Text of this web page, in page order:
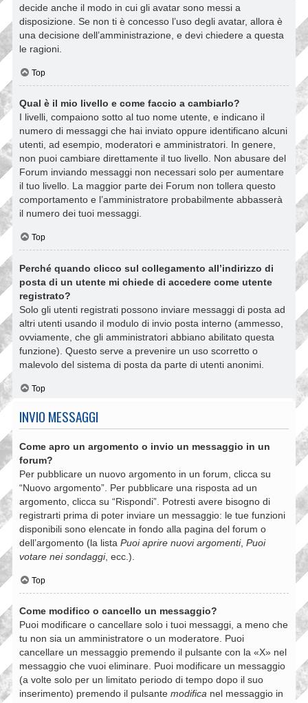
decide anche il modo in cui gli avatar sono messi a
disposizione. Se non ti è concesso l’uso degli avatar, allora è
una decisione dell’amministrazione, e devi chiedere a questa
le ragioni.
Top
Qual è il mio livello e come faccio a cambiarlo?
I livelli, compaiono sotto al tuo nome utente, e indicano il
numero di messaggi che hai inviato oppure identificano alcuni
utenti, ad esempio, moderatori e amministratori. In genere,
non puoi cambiare direttamente il tuo livello. Non abusare del
Forum inviando messaggi non necessari solo per aumentare
il tuo livello. La maggior parte dei Forum non tollera questo
comportamento e l’amministratore probabilmente abbasserà
il numero dei tuoi messaggi.
Top
Perché quando clicco sul collegamento all’indirizzo di
posta di un utente mi chiede di accedere come utente
registrato?
Solo gli utenti registrati possono inviare messaggi di posta ad
altri utenti usando il modulo di invio posta interno (ammesso,
ovviamente, che gli amministratori abbiano abilitato questa
funzione). Questo serve a prevenire un uso scorretto o
malevolo del sistema di posta da parte di utenti anonimi.
Top
INVIO MESSAGGI
Come apro un argomento o invio un messaggio in un
forum?
Per pubblicare un nuovo argomento in un forum, clicca su
“Nuovo argomento”. Per pubblicare una risposta ad un
argomento, clicca su “Rispondi”. Potresti avere bisogno di
registrarti prima di poter inviare un messaggio: le tue funzioni
disponibili sono elencate in fondo alla pagina del forum o
dell’argomento (la lista Puoi aprire nuovi argomenti, Puoi
votare nei sondaggi, ecc.).
Top
Come modifico o cancello un messaggio?
Puoi modificare o cancellare solo i tuoi messaggi, a meno che
tu non sia un amministratore o un moderatore. Puoi
cancellare un messaggio premendo il pulsante con la «X» nel
messaggio che vuoi eliminare. Puoi modificare un messaggio
(a volte solo per un limitato periodo di tempo dopo il suo
inserimento) premendo il pulsante modifica nel messaggio in